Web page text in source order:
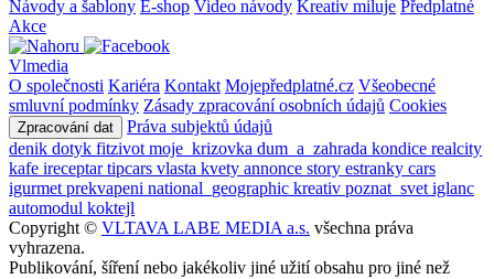
Návody a šablony E-shop Video návody Kreativ miluje Předplatné
Akce
Vlmedia
O společnosti Kariéra Kontakt Mojepředplatné.cz Všeobecné
smluvní podmínky Zásady zpracování osobních údajů Cookies
Zpracování dat
Práva subjektů údajů
denik dotyk fitzivot moje_krizovka dum_a_zahrada kondice realcity
kafe ireceptartipcars vlasta kvety annonce story estranky cars
igurmet prekvapeni national_geographic kreativ poznat_svet iglanc
automodul koktejl
Copyright © VLTAVA LABE MEDIA a.s. všechna práva
vyhrazena.
Publikování, šíření nebo jakékoliv jiné užití obsahu pro jiné než